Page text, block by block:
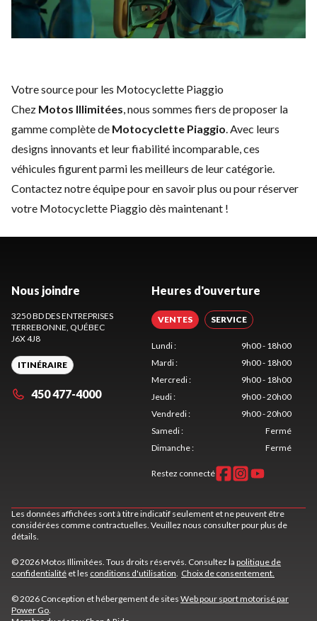
Votre source pour les Motocyclette Piaggio
Chez Motos Illimitées, nous sommes fiers de proposer la
gamme complète de Motocyclette Piaggio. Avec leurs
designs innovants et leur fiabilité incomparable, ces
véhicules figurent parmi les meilleurs de leur catégorie.
Contactez notre équipepour en savoir plus ou pour réserver
votre Motocyclette Piaggio dès maintenant !
Nous joindre
3250 BD DES ENTREPRISES
TERREBONNE, QUÉBEC
J6X 4J8
ITINÉRAIRE
450 477-4000
Heures d'ouverture
VENTES SERVICE
Lundi:
9h00 - 18h00
Mardi:
9h00 - 18h00
Mercredi:
9h00 - 18h00
Jeudi:
9h00 - 20h00
Vendredi:
9h00 - 20h00
Samedi:
Fermé
Dimanche: Fermé
Restez connecté
Les données affichées sont à titre indicatif seulement et ne peuvent être
considérées comme contractuelles. Veuillez nous consulter pour plus de
détails.
© 2026 Motos Illimitées. Tous droits réservés. Consultez la politique de
confidentialité et les conditions d'utilisation. Choix de consentement.
© 2026 Conception et hébergement de sites Web pour sport motorisé par
Power Go.